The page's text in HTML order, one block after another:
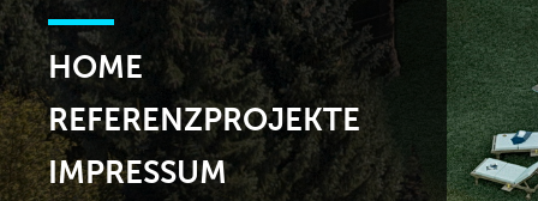
HOME
REFERENZPROJEKTE
IMPRESSUM